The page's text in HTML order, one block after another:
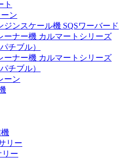
ト
ン
ジンスケール機 SQSワーバード
ーナー機 カルマートシリーズ
チブル）
ーナー機 カルマートシリーズ
チブル）
ーン
機
リー
リー